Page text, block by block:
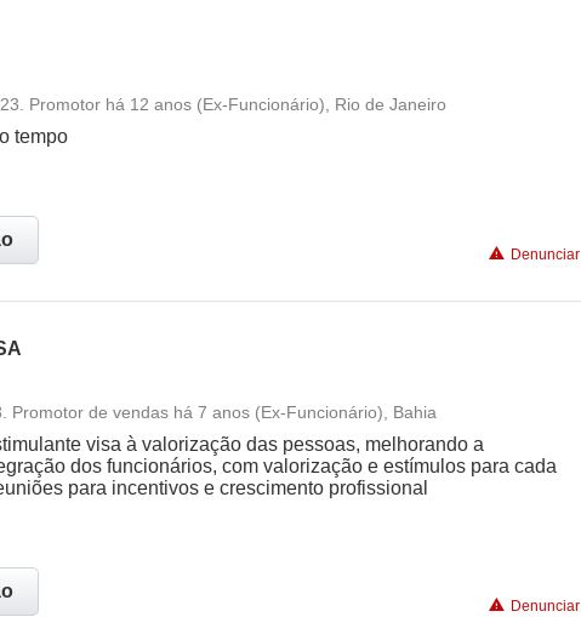
Promotor há 12 anos (Ex-Funcionário), Rio de Janeiro
tempo
Denunciar
Conciliação com a vida familiar
Benefícios
Promotor de vendas há 7 anos (Ex-Funcionário), Bahia
visa à valorização das pessoas, melhorando a
dos funcionários, com valorização e estímulos para cada
para incentivos e crescimento profissional
Denunciar